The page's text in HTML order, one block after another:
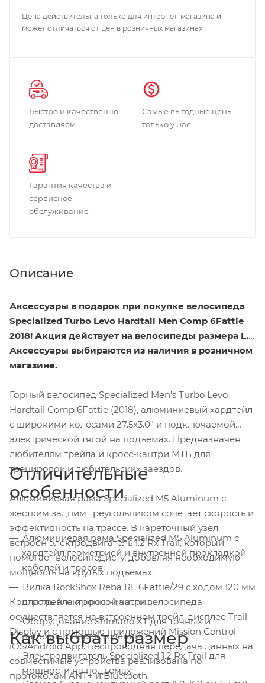
Цена действительна только для интернет-магазина и
может отличаться от цен в розничных магазинах
Быстро и качественно
доставляем
Самые выгодные цены
только у нас
Гарантия качества и
сервисное
обслуживание
Описание
Аксессуары в подарок при покупке велосипеда
Specialized Turbo Levo Hardtail Men Comp 6Fattie
2018! Акция действует на велосипеды размера L.
Аксессуары выбираются из наличия в розничном
магазине.
Горный велосипед Specialized Men's Turbo Levo
Hardtail Comp 6Fattie (2018), алюминиевый хардтейл
с широкими колёсами 27.5x3.0" и подключаемой
электрической тягой на подъёмах. Предназначен
любителям трейла и кросс-кантри МТБ для
тренировок и любительских заездов.
Алюминиевая рама Specialized M5 Aluminum с
жестким задним треугольником сочетает скорость и
эффективность на трассе. В кареточный узел
встроен электродвигатель 1.2 Rx Trail, который
помогает велосипедисту, добавляя необходимую
мощность на крутых подъемах.
Контроль электронной части велосипеда
осуществляется на встроенном трейл-дисплее Trail
Display и с помощью приложений Mission Control
iOS/Android App. Беспроводная передача данных на
совместимые устройства реализована по
протоколам ANT+ и Bluetooth.
Отличительные
особенности
Алюминиевая рама Specialized M5 Aluminum с
хардтейл геометрией и внутренней прокладкой
кабелей и тросов;
Вилка RockShox Reba RL 6Fattie/29 с ходом 120 мм
для трейла и кросс-кантри;
Оборудование Shimano XT для точных и
надежных переключений;
Электродвигатель Specialized 1.2 Rx Trail для
мощности на подъемах;
Как выбрать размер